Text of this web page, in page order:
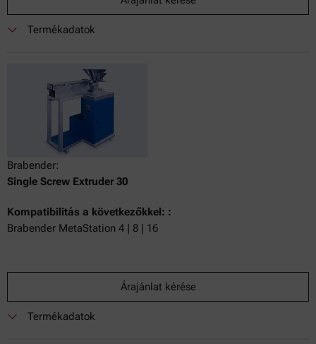
Termékadatok
Brabender:
Single Screw Extruder 30
Kompatibilitás a következőkkel: :
Brabender MetaStation 4 | 8 | 16
Árajánlat kérése
Termékadatok